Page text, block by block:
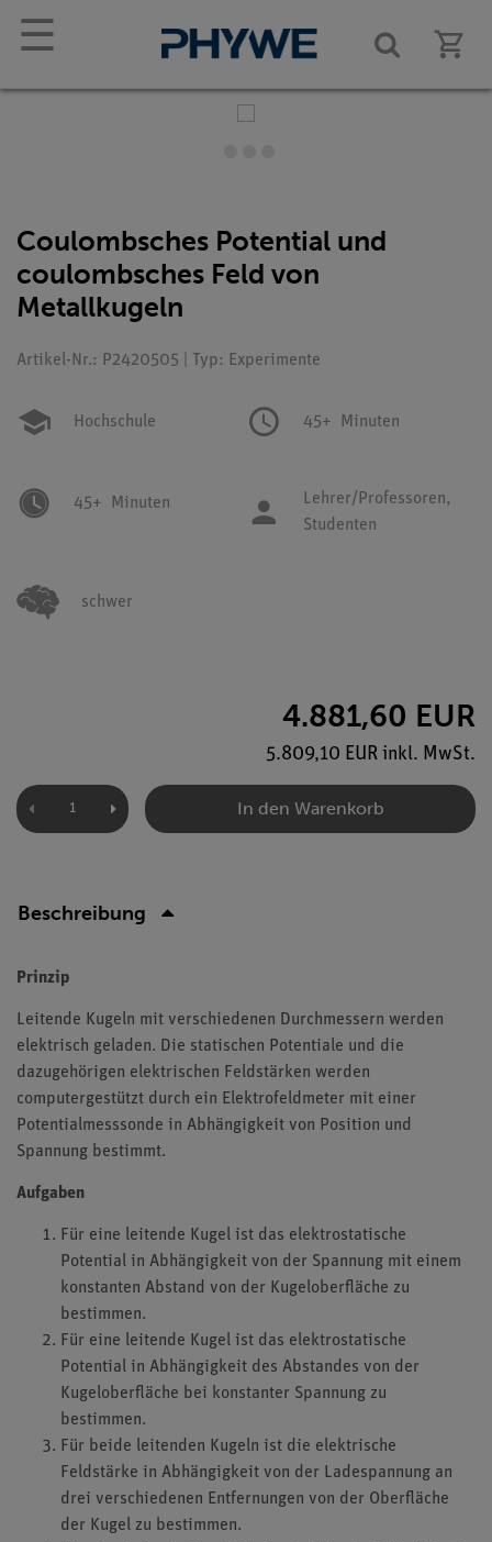
☰
Coulombsches Potential und
coulombsches Feld von
Metallkugeln
Artikel-Nr.: P2420505 | Typ: Experimente
Hochschule 45+ Minuten
45+ Minuten
Lehrer/Professoren,
Studenten
schwer
4.881,60 EUR
5.809,10 EUR inkl. MwSt.
In den Warenkorb
Beschreibung
Prinzip
Leitende Kugeln mit verschiedenen Durchmessern werden
elektrisch geladen. Die statischen Potentiale und die
dazugehörigen elektrischen Feldstärken werden
computergestützt durch ein Elektrofeldmeter mit einer
Potentialmesssonde in Abhängigkeit von Position und
Spannung bestimmt.
Aufgaben
Für eine leitende Kugel ist das elektrostatische
Potential in Abhängigkeit von der Spannung mit einem
konstanten Abstand von der Kugeloberfläche zu
bestimmen.
Für eine leitende Kugel ist das elektrostatische
Potential in Abhängigkeit des Abstandes von der
Kugeloberfläche bei konstanter Spannung zu
bestimmen.
Für beide leitenden Kugeln ist die elektrische
Feldstärke in Abhängigkeit von der Ladespannung an
drei verschiedenen Entfernungen von der Oberfläche
der Kugel zu bestimmen.